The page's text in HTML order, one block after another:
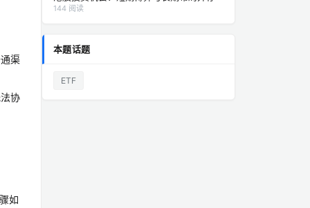
渠
协
如
144 阅读
本题话题
ETF